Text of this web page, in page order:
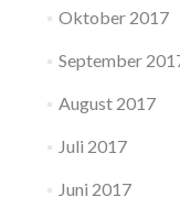
Oktober 2017
September
August 2017
Juli 2017
Juni 2017